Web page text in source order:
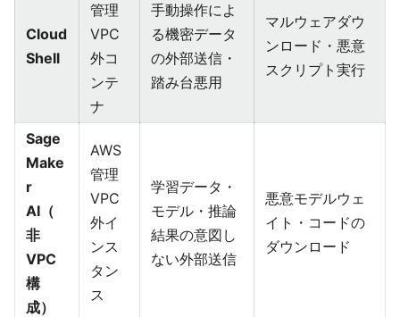
Cloud
Shell
管理
VPC
外コ
ンテ
ナ
手動操作によ
る機密データ
の外部送信・
踏み台悪用
マルウェアダウ
ンロード・悪意
スクリプト実行
Sage
Make
r
AI（
非
VPC
構
成）
AWS
管理
VPC
外イ
ンス
タン
ス
学習データ・
モデル・推論
結果の意図し
ない外部送信
悪意モデルウェ
イト・コードの
ダウンロード